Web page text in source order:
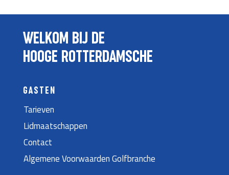
WELKOM BIJ DE
HOOGE ROTTERDAMSCHE
GASTEN
Tarieven
Lidmaatschappen
Contact
Algemene Voorwaarden Golfbranche